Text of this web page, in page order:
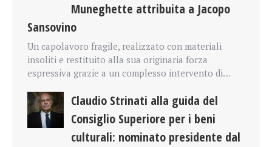
Muneghette attribuita a Jacopo
Sansovino
Un capolavoro fragile, realizzato con materiali
insoliti e restituito alla sua originaria forza
espressiva grazie a un complesso intervento di…
Claudio Strinati alla guida del
Consiglio Superiore per i beni
culturali: nominato presidente dal